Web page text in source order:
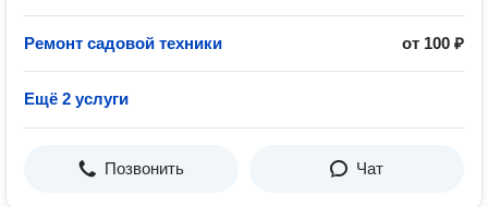
Ремонт садовой техники от 100 ₽
Ещё 2 услуги
Позвонить Чат